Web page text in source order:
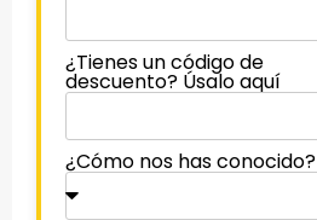
¿Tienes un código de
descuento? Úsalo aquí
¿Cómo nos has conocido?